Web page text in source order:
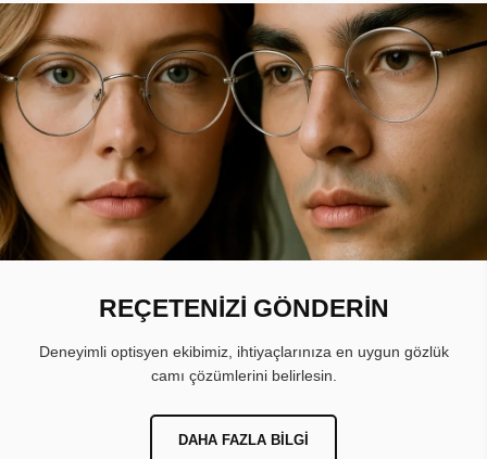
REÇETENİZİ GÖNDERİN
Deneyimli optisyen ekibimiz, ihtiyaçlarınıza en uygun gözlük
camı çözümlerini belirlesin.
DAHA FAZLA BILGI